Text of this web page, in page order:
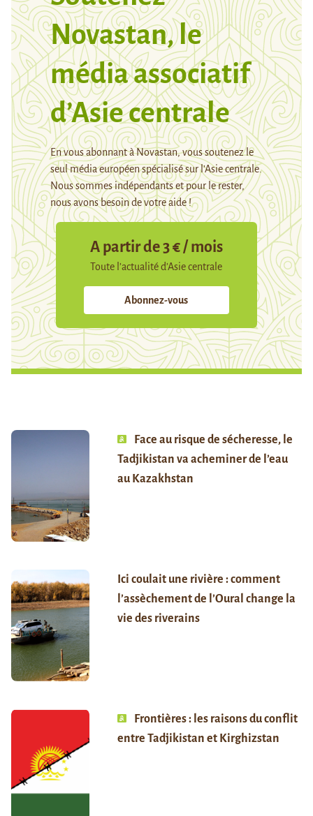
Novastan, le
média associatif
d’Asie centrale
En vous abonnant à Novastan, vous soutenez le
seul média européen spécialisé sur l’Asie centrale.
Nous sommes indépendants et pour le rester,
nous avons besoin de votre aide !
A partir de 3 € / mois
Toute l’actualité d’Asie centrale
Abonnez-vous
Face au risque de sécheresse, le
Tadjikistan va acheminer de l’eau
au Kazakhstan
Ici coulait une rivière : comment
l’assèchement de l’Oural change la
vie des riverains
Frontières : les raisons du conflit
entre Tadjikistan et Kirghizstan